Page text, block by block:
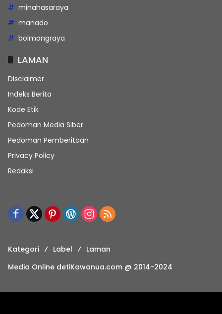
minahasaraya
manado
bolmongraya
LAMAN
Disclaimer
Indeks Berita
Kode Etik
Pedoman Media Siber
Pedoman Pemberitaan
Privacy Policy
Redaksi
Kategori Label
Laman
Media Online detiKawanua.com @ 2014-2024